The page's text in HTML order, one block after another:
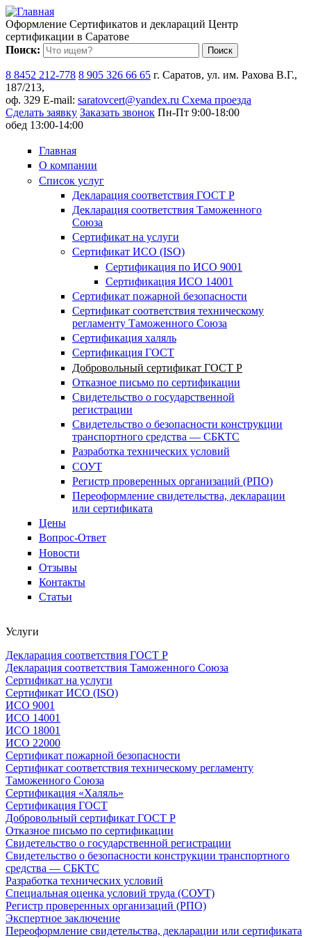
Оформление Сертификатов и деклараций Центр
сертификации в Саратове
Поиск:
8 8452 212-778 8 905 326 66 65 г. Саратов, ул. им. Рахова В.Г.,
187/213,
оф. 329 E-mail: saratovcert@yandex.ru Схема проезда
Сделать заявку Заказать звонок Пн-Пт 9:00-18:00
обед 13:00-14:00
Главная
О компании
Список услуг
Декларация соответствия ГОСТ Р
Декларация соответствия Таможенного
Союза
Сертификат на услуги
Сертификат ИСО (ISO)
Сертификация по ИСО 9001
Сертификация ИСО 14001
Сертификат пожарной безопасности
Сертификат соответствия техническому
регламенту Таможенного Союза
Сертификация халяль
Сертификация ГОСТ
Добровольный сертификат ГОСТ Р
Отказное письмо по сертификации
Свидетельство о государственной
регистрации
Свидетельство о безопасности конструкции
транспортного средства — СБКТС
Разработка технических условий
СОУТ
Регистр проверенных организаций (РПО)
Переоформление свидетельства, декларации
или сертификата
Цены
Вопрос-Ответ
Новости
Отзывы
Контакты
Статьи
Услуги
Декларация соответствия ГОСТ Р
Декларация соответствия Таможенного Союза
Сертификат на услуги
Сертификат ИСО (ISO)
ИСО 9001
ИСО 14001
ИСО 18001
ИСО 22000
Сертификат пожарной безопасности
Сертификат соответствия техническому регламенту
Таможенного Союза
Сертификация «Халяль»
Сертификация ГОСТ
Добровольный сертификат ГОСТ Р
Отказное письмо по сертификации
Свидетельство о государственной регистрации
Свидетельство о безопасности конструкции транспортного
средства — СБКТС
Разработка технических условий
Специальная оценка условий труда (СОУТ)
Регистр проверенных организаций (РПО)
Экспертное заключение
Переоформление свидетельства, декларации или сертификата